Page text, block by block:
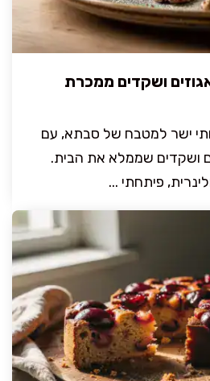
ושקדים ממכרת
ישר למטבח של סבתא, עם
ושקדים שממלא את הבית.
פיתחתי ...